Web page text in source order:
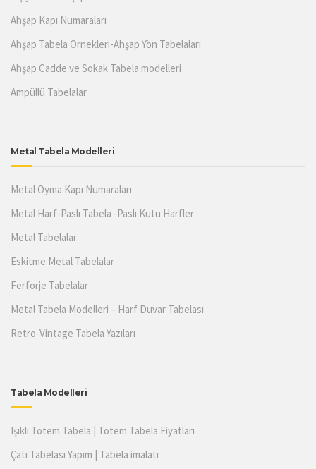
Ahşap Kapı Numaraları
Ahşap Tabela Örnekleri-Ahşap Yön Tabelaları
Ahşap Cadde ve Sokak Tabela modelleri
Ampüllü Tabelalar
Metal Tabela Modelleri
Metal Oyma Kapı Numaraları
Metal Harf-Paslı Tabela -Paslı Kutu Harfler
Metal Tabelalar
Eskitme Metal Tabelalar
Ferforje Tabelalar
Metal Tabela Modelleri – Harf Duvar Tabelası
Retro-Vintage Tabela Yazıları
Tabela Modelleri
Işıklı Totem Tabela | Totem Tabela Fiyatları
Çatı Tabelası Yapım | Tabela imalatı